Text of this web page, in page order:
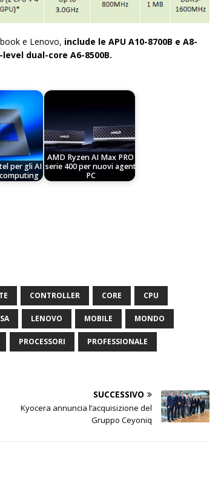
e Lenovo, include le APU A10-8700B e A8-
dual-core A6-8500B.
per gli AI
computing
AMD Ryzen AI Max PRO
serie 400 per nuovi agent
PC
CONTROLLER CORE CPU
LENOVO MOBILE MONDO
PROCESSORI PROFESSIONALE
SUCCESSIVO
Kyocera annuncia l’acquisizione del
Gruppo Ceyoniq